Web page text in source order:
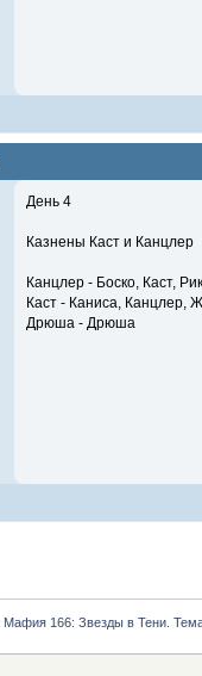
День 4
Казнены Каст и Канцлер
Канцлер - Боско, Каст, Рик
Каст - Каниса, Канцлер,
Дрюша - Дрюша
Мафия 166: Звезды в Тени.